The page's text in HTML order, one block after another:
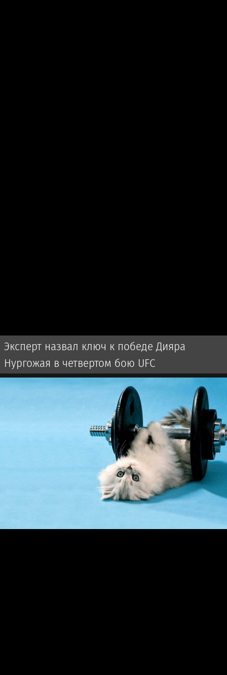
Эксперт назвал ключ к победе Дияра
Нургожая в четвертом бою UFC